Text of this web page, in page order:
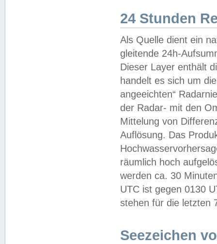
24 Stunden
Als Quelle dient ein
gleitende 24h-
Dieser Layer enthält
handelt es sich um
angeeichten“
der Radar- mit den
Mittelung von
Auflösung. Das
räumlich hoch
werden ca. 30
UTC ist gegen 0130
stehen für die letzten
Seezeichen